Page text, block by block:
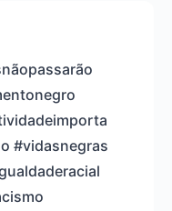
#vidasnegras